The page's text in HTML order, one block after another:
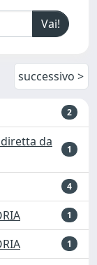
successivo >
2
da
1
4
1
1